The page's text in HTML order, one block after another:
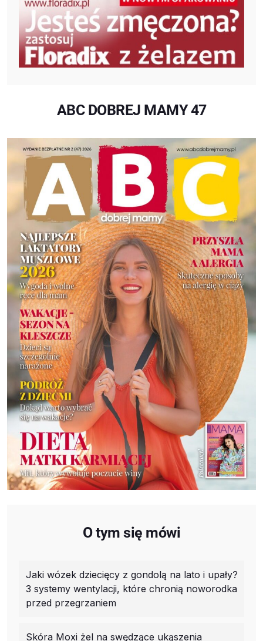
ABC DOBREJ MAMY 47
O tym się mówi
Jaki wózek dziecięcy z gondolą na lato i upały?
3 systemy wentylacji, które chronią noworodka
przed przegrzaniem
Skóra Moxi żel na swędzące ukąszenia